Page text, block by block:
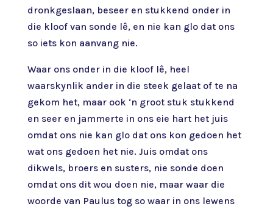
dronkgeslaan, beseer en stukkend onder in
die kloof van sonde lê, en nie kan glo dat ons
so iets kon aanvang nie.
Waar ons onder in die kloof lê, heel
waarskynlik ander in die steek gelaat of te na
gekom het, maar ook ‘n groot stuk stukkend
en seer en jammerte in ons eie hart het juis
omdat ons nie kan glo dat ons kon gedoen het
wat ons gedoen het nie. Juis omdat ons
dikwels, broers en susters, nie sonde doen
omdat ons dit wou doen nie, maar waar die
woorde van Paulus tog so waar in ons lewens